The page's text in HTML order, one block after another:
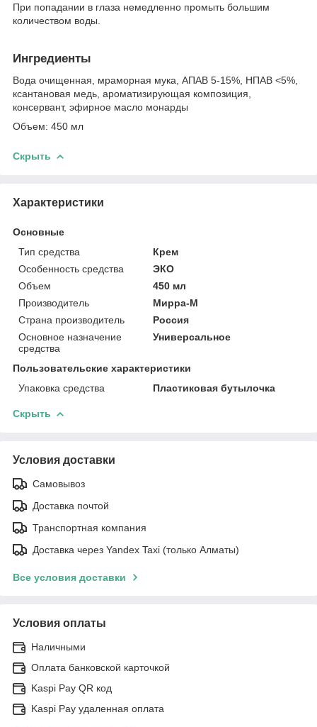
При попадании в глаза немедленно промыть большим
количеством воды.
Ингредиенты
Вода очищенная, мраморная мука, АПАВ 5-15%, НПАВ <5%,
ксантановая медь, ароматизирующая композиция,
консервант, эфирное масло монарды
Объем: 450 мл
Скрыть
Характеристики
Основные
Тип средства
Крем
Особенность средства
ЭКО
Объем
450 мл
Производитель
Мирра-М
Страна производитель
Россия
Основное назначение
средства
Универсальное
Пользовательские характеристики
Упаковка средства
Пластиковая бутылочка
Скрыть
Условия доставки
Самовывоз
Доставка почтой
Транспортная компания
Доставка через Yandex Taxi (только Алматы)
Все условия доставки
Условия оплаты
Наличными
Оплата банковской карточкой
Kaspi Pay QR код
Kaspi Pay удаленная оплата